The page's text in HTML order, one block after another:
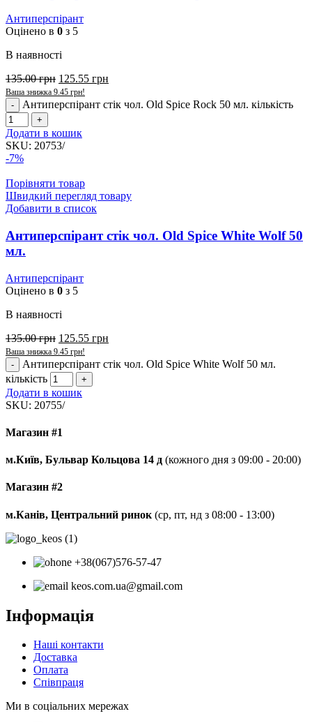
Антиперспірант
Оцінено в 0 з 5
В наявності
135.00грн 125.55 грн
Ваша знижка 9.45 грн!
Антиперспірант стік чол. Old Spice Rock 50 мл. кількість
Додати в кошик
SKU: 20753/
-7%
Порівняти товар
Швидкий перегляд товару
Добавити в список
Антиперспірант стік чол. Old Spice White Wolf 50
мл.
Антиперспірант
Оцінено в 0 з 5
В наявності
135.00грн 125.55 грн
Ваша знижка 9.45 грн!
Антиперспірант стік чол. Old Spice White Wolf 50 мл.
кількість
Додати в кошик
SKU: 20755/
Магазин #1
м.Київ, Бульвар Кольцова 14 д (кожного дня з 09:00 - 20:00)
Магазин #2
м.Канів, Центральний ринок (ср, пт, нд з 08:00 - 13:00)
+38(067)576-57-47
keos.com.ua@gmail.com
Інформація
Наші контакти
Доставка
Оплата
Співпраця
Ми в соціальних мережах